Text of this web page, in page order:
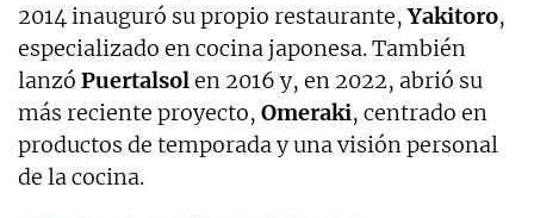
2014 inauguró su propio restaurante,Yakitoro,
especializado en cocina japonesa. También
lanzó Puertalsolen 2016 y, en 2022, abrió su
más reciente proyecto, Omeraki, centrado en
productos de temporada y una visión personal
de la cocina.